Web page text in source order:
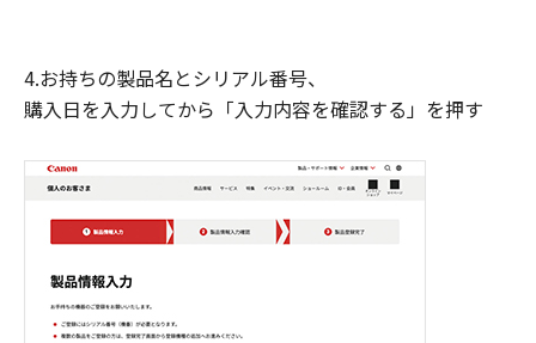
4.お持ちの製品名とシリアル番号、
購入日を入力してから「入力内容を確認する」を押す